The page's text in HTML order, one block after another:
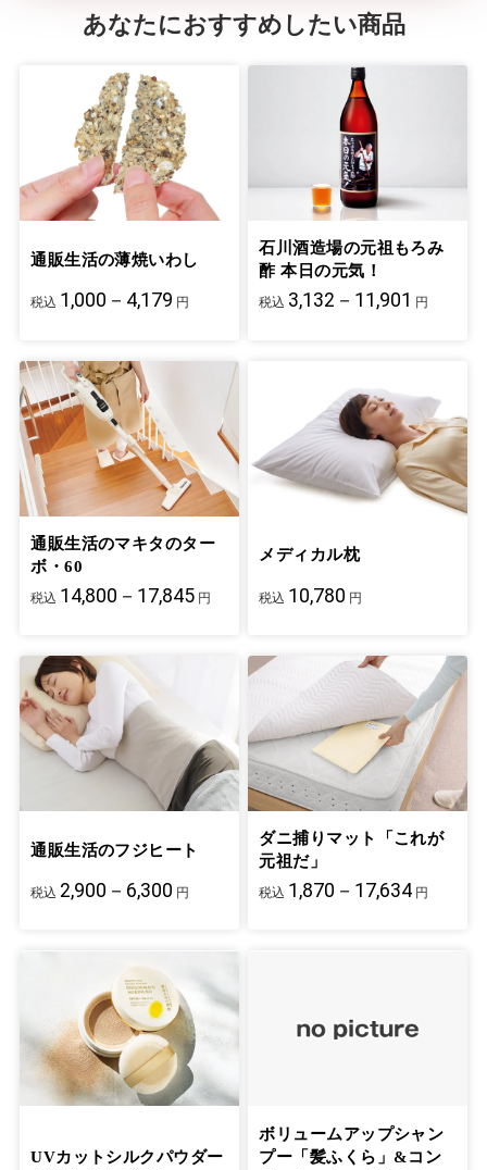
あなたにおすすめしたい商品
通販生活の薄焼いわし
税込 1,000－4,179 円
石川酒造場の元祖もろみ
酢 本日の元気！
税込 3,132－11,901 円
通販生活のマキタのター
ボ・60
税込 14,800－17,845 円
メディカル枕
税込 10,780 円
通販生活のフジヒート
税込 2,900－6,300 円
ダニ捕りマット「これが
元祖だ」
税込 1,870－17,634 円
UVカットシルクパウダー
ボリュームアップシャン
プー「髪ふくら」&コン